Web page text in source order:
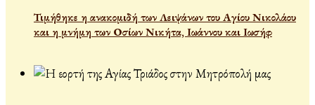
Τιμήθηκε η ανακομιδή των Λειψάνων του Αγίου Νικολάου
και η μνήμη των Οσίων Νικήτα, Ιωάννου και Ιωσήφ